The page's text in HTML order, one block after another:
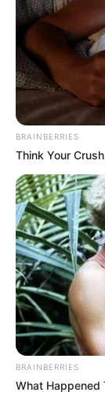
Und hier
Kompass zu
BRAINBERRIES
Think Your
BRAINBERRIES
What Happened